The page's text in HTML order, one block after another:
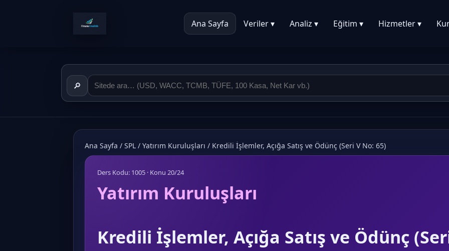
Ana Sayfa Veriler ▾ Analiz ▾ Eğitim ▾ Hizmetler ▾
🔎
Ana Sayfa / SPL / Yatırım Kuruluşları / Kredili İşlemler, Açığa Satış ve Ödünç (Seri V No: 65)
Ders Kodu: 1005 · Konu 20/24
Yatırım Kuruluşları
Kredili İşlemler, Açığa Satış ve Ödünç